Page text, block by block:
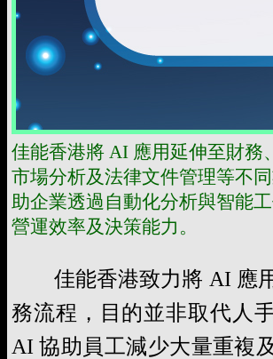
佳能香港將 AI 應用延伸至財務
市場分析及法律文件管理等不
助企業透過自動化分析與智能
營運效率及決策能力。
佳能香港致力將 AI 應
務流程，目的並非取代人
AI 協助員工減少大量重複